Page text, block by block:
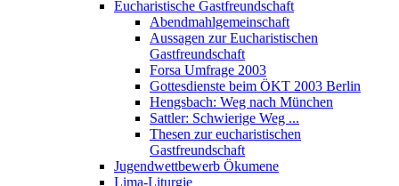
Eucharistische Gastfreundschaft
Abendmahlgemeinschaft
Aussagen zur Eucharistischen
Gastfreundschaft
Forsa Umfrage 2003
Gottesdienste beim ÖKT 2003 Berlin
Hengsbach: Weg nach München
Sattler: Schwierige Weg ...
Thesen zur eucharistischen
Gastfreundschaft
Jugendwettbewerb Ökumene
Lima-Liturgie